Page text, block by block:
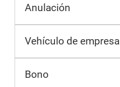
Anulación
Vehículo de empresa
Bono